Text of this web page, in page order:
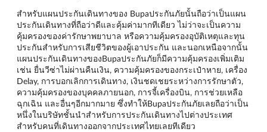
สำหรับแผนประกันเดินทางของ Bupaประกันภัยนั้นถือว่าเป็นแผน
ประกันเดินทางที่ถือว่าดีและคุ้มค่ามากทีเดียว ไม่ว่าจะเป็นความ
คุ้มครองของค่ารักษาพยาบาล หรือความคุ้มครองอุบัติเหตุและทุน
ประกันสำหรับการเสียชีวิตของผู้เอาประกัน และนอกเหนือจากนั้น
แผนประกันเดินทางของBupaประกันภัยก็มีความคุ้มครองเพิ่มเติม
เช่น ยื่นวีซ่าไม่ผ่านคืนเงิน, ความคุ้มครองของกระเป๋าหาย, เครื่อง
Delay, การบอกเลิกการเดินทาง, เงินชดเชยระหว่างการรักษาตัว,
ความคุ้มครองของบุคคลภายนอก, การจี้เครื่องบิน, การช่วยเหลือ
ฉุกเฉิน และอื่นๆอีกมากมาย ซึ่งทำให้Bupaประกันภัยเลยถือว่าเป็น
หนึ่งในบริษัทชั้นนำสำหรับการประกันเดินทางไปต่างประเทศ
สำหรับคนที่เดินทางออกจากประเทศไทยเลยทีเดียว